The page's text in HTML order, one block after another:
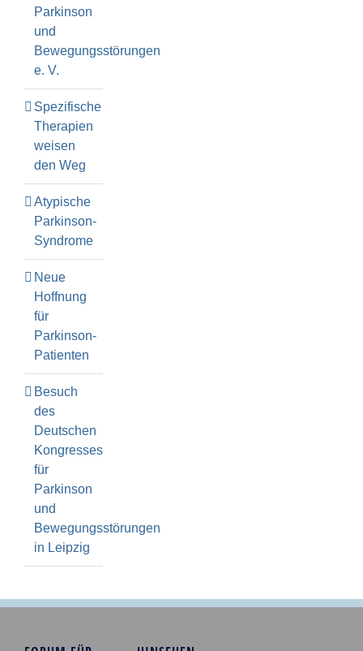
Parkinson
und
Bewegungsstörungen
e. V.
Spezifische
Therapien
weisen
den Weg
Atypische
Parkinson-
Syndrome
Neue
Hoffnung
für
Parkinson-
Patienten
Besuch
des
Deutschen
Kongresses
für
Parkinson
und
Bewegungsstörungen
in Leipzig